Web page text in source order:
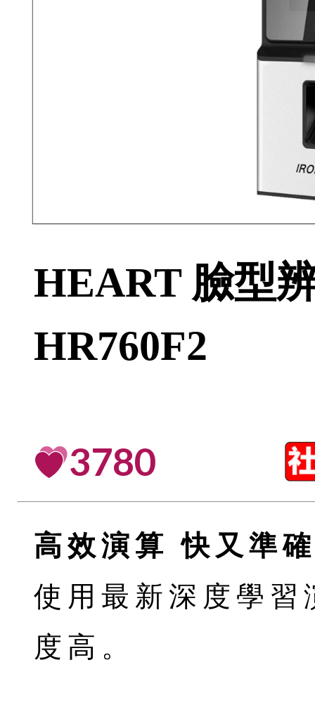
HEART 臉型
HR760F2
3780
高效演算 快又準
使用最新深度學
度高。